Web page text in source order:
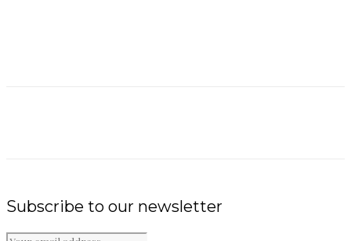
Subscribe to our newsletter